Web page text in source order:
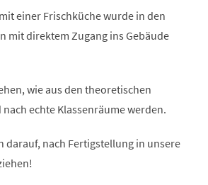
einer Frischküche wurde in den
mit direktem Zugang ins Gebäude
wie aus den theoretischen
echte Klassenräume werden.
darauf, nach Fertigstellung in unsere